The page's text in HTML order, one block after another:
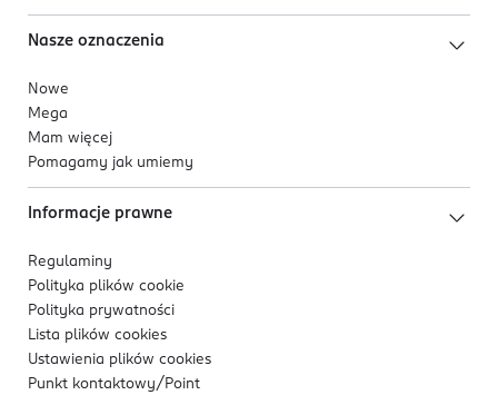
Nasze oznaczenia
Nowe
Mega
Mam więcej
Pomagamy jak umiemy
Informacje prawne
Regulaminy
Polityka plików cookie
Polityka prywatności
Lista plików cookies
Ustawienia plików cookies
Punkt kontaktowy/ Point